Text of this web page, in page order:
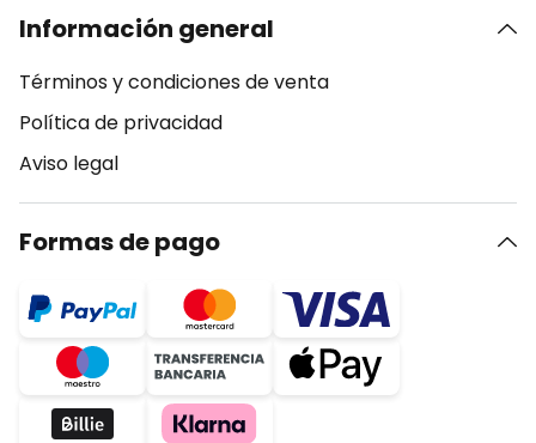
Información general
Términos y condiciones de venta
Política de privacidad
Aviso legal
Formas de pago